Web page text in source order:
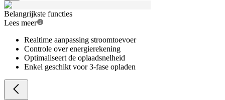
Belangrijkste functies
Lees meer
Realtime aanpassing stroomtoevoer
Controle over energierekening
Optimaliseert de oplaadsnelheid
Enkel geschikt voor 3-fase opladen